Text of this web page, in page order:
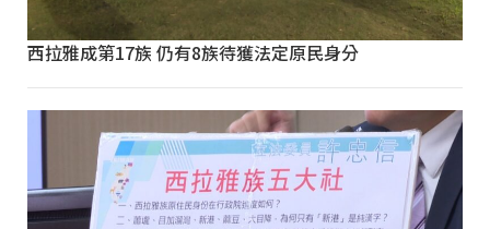
西拉雅成第17族 仍有8族待獲法定原民身分